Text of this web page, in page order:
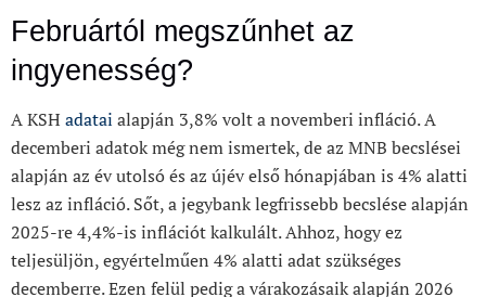
Februártól megszűnhet az
ingyenesség?
A KSH adatai alapján 3,8% volt a novemberi infláció. A
decemberi adatok még nem ismertek, de az MNB becslései
alapján az év utolsó és az újév első hónapjában is 4% alatti
lesz az infláció. Sőt, a jegybank legfrissebb becslése alapján
2025-re 4,4%-is inflációt kalkulált. Ahhoz, hogy ez
teljesüljön, egyértelműen 4% alatti adat szükséges
decemberre. Ezen felül pedig a várakozásaik alapján 2026